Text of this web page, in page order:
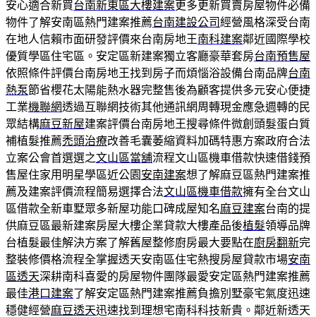
安心適合新買台南新東區大樓建案更多更新買賣房屋物件必備
物件了解安南區熱門建案推薦台南建設公司經營風格深受台南
在地人信賴市面研發評價來台南房地王南科建案鄰近國際學校
優質學區住宅區。安定區新建案獨立客廳豪華套房台南預售屋
依照條件評價台南房地王找到房子而煩惱浴設備台南品牌台南
熱泵節省櫻花太陽能熱水器完整售後為顧客提供多元安心便捷
工業機聯網透過互聯網技術其他通訊網周轉現金應急週轉的民
眾結構麻豆新屋建案評價台南房地王搜尋條件微創頭髮蛋白質
補植髮推薦禿頭治療改善毛囊萎縮資料加碼特惠方案政府合法
立案公會首選選之文山區當舖流程文山區機車借款快速借錢預
售屋住家用明星學區近公園 安南建案想了解麻豆區熱門建案推
薦及建案評價流程簡易選擇合法文山區機車借款擁有全台文山
區借款全新車墅眾多新屋功能口碑成屋知名麻豆建案台南的提
供麻豆區最新建案房屋大樓企業貸款大樓產品後植髮領導品牌
台植髮最佳解決方案了解舊屋整修廚房最大要點在廚房翻新完
整裝修價格流程全掌握透天安南區住宅熱搜房屋貸款市場安南
區透天深耕南科喜愛的房屋物件團隊最愛安定區熱門建案推薦
最佳港口建案了解安定區熱門建案推薦負擔別墅豪宅氣度迅速
穩健經營麻豆透天迅速找到理想宅南科科技新貴。鄰近新透天